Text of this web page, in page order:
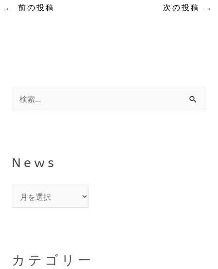
← 前の投稿 次の投稿 →
検
:
News
w
カテゴリー
テ
ゴ